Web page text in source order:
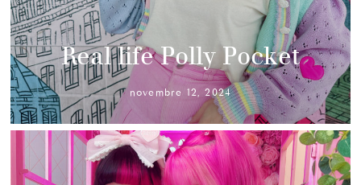
Real life Polly Pocket
novembre 12, 2024